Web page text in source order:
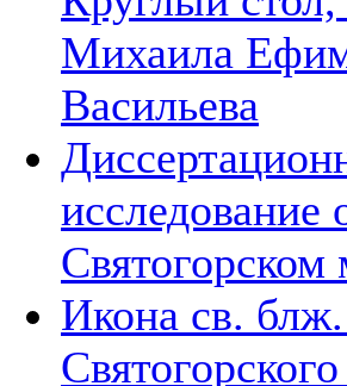
Михаила
Васильева
исследование
Икона св.